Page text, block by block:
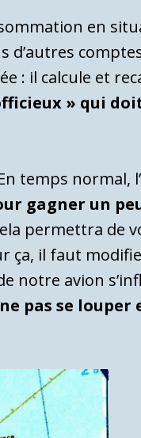
en
d’autres
: il calcule et
» qui
temps normal,
gagner un
permettra de
ça, il faut
notre avion
pas se louper